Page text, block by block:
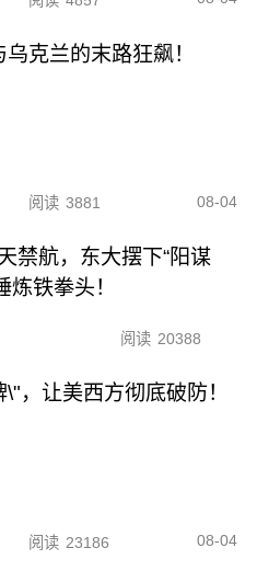
克兰的末路狂飙！
阅读 3881 08-04
禁航，东大摆下“阳谋
炼铁拳头！
阅读 20388
，让美西方彻底破防！
阅读 23186 08-04